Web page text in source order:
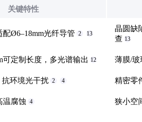
关键特性
Ø6–18mm光纤导管 2 13
晶圆缺
查 13
可定制长度，多光谱输出 12 薄膜/玻
抗环境光干扰 2 4 精密零
温腐蚀 4 狭小空